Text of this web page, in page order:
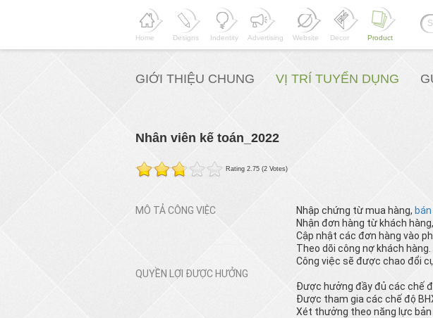
Home Designs Indentity Advertising Website Decor Product
GIỚI THIỆU CHUNG VỊ TRÍ TUYỂN DỤNG
Nhân viên kế toán_2022
Rating 2.75 (2 Votes)
MÔ TẢ CÔNG VIỆC Nhập chứng từ mua hàng,
Nhận đơn hàng từ khách
Cập nhật các đơn hàng vào
Theo dõi công nợ khách hàng.
Công việc sẽ được chao đổi
QUYỀN LỢI ĐƯỢC HƯỞNG
Được hưởng đầy đủ các chế
Được tham gia các chế độ
Xét thưởng theo năng lực bản